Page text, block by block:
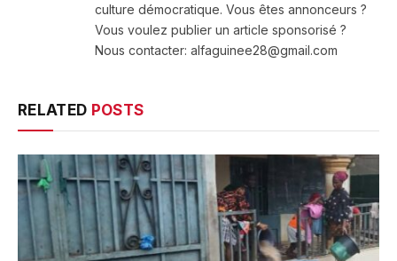
culture démocratique. Vous êtes annonceurs ?
Vous voulez publier un article sponsorisé ?
Nous contacter: alfaguinee28@gmail.com
RELATED POSTS